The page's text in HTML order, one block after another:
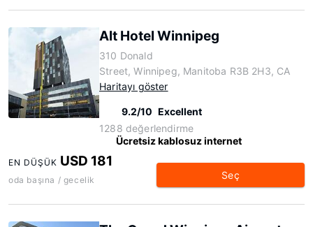
Alt Hotel Winnipeg
310 Donald
Street, Winnipeg, Manitoba R3B 2H3, CA
Haritayı göster
9.2/10 Excellent
1288 değerlendirme
Ücretsiz kablosuz internet
EN DÜŞÜK USD 181
oda başına / gecelik Seç